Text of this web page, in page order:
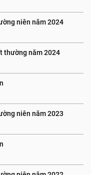
niên năm 2024
thường năm 2024
niên năm 2023